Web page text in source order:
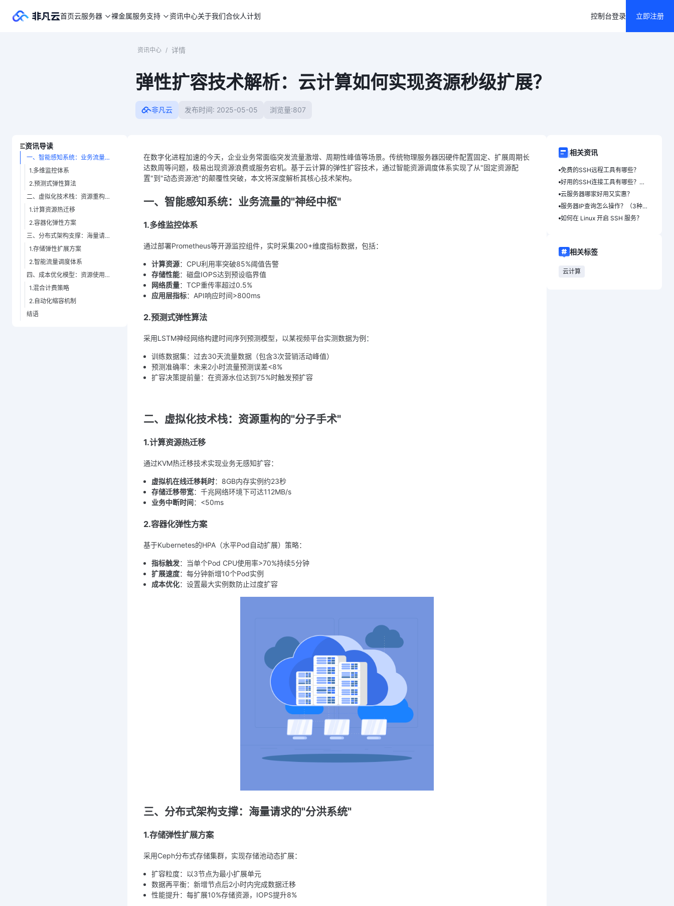
首页云服务器 裸金属服务支持 资讯中心关于我们合伙人计划 控制台登录 立即注册
资讯中心 / 详情
弹性扩容技术解析：云计算如何实现资源秒级扩展？
非凡云 发布时间: 2025-05-05 浏览量:807
资讯导读
一、智能感知系统：业务流量的"神经中枢"
1.多维监控体系
2.预测式弹性算法
二、虚拟化技术栈：资源重构的"分子手术"
1.计算资源热迁移
2.容器化弹性方案
三、分布式架构支撑：海量请求的"分洪系统"
1.存储弹性扩展方案
2.智能流量调度体系
四、成本优化模型：资源使用的"经济引擎"
1.混合计费策略
2.自动化缩容机制
结语
在数字化进程加速的今天，企业业务常面临突发流量激增、周期性峰值等场景。传统物理服务器因硬件配置固定、扩展周期长
达数周等问题，极易出现资源浪费或服务宕机。基于云计算的弹性扩容技术，通过智能资源调度体系实现了从"固定资源配
置"到"动态资源池"的颠覆性突破，本文将深度解析其核心技术架构。
一、智能感知系统：业务流量的"神经中枢"
1.多维监控体系
通过部署Prometheus等开源监控组件，实时采集200+维度指标数据，包括：
计算资源：CPU利用率突破85%阈值告警
存储性能：磁盘IOPS达到预设临界值
网络质量：TCP重传率超过0.5%
应用层指标：API响应时间>800ms
2.预测式弹性算法
采用LSTM神经网络构建时间序列预测模型，以某视频平台实测数据为例：
训练数据集：过去30天流量数据（包含3次营销活动峰值）
预测准确率：未来2小时流量预测误差<8%
扩容决策提前量：在资源水位达到75%时触发预扩容
二、虚拟化技术栈：资源重构的"分子手术"
1.计算资源热迁移
通过KVM热迁移技术实现业务无感知扩容：
虚拟机在线迁移耗时：8GB内存实例约23秒
存储迁移带宽：千兆网络环境下可达112MB/s
业务中断时间：<50ms
2.容器化弹性方案
基于Kubernetes的HPA（水平Pod自动扩展）策略：
指标触发：当单个Pod CPU使用率>70%持续5分钟
扩展速度：每分钟新增10个Pod实例
成本优化：设置最大实例数防止过度扩容
三、分布式架构支撑：海量请求的"分洪系统"
1.存储弹性扩展方案
采用Ceph分布式存储集群，实现存储池动态扩展：
扩容粒度：以3节点为最小扩展单元
数据再平衡：新增节点后2小时内完成数据迁移
性能提升：每扩展10%存储资源，IOPS提升8%
相关资讯
免费的SSH远程工具有哪些？
好用的SSH连接工具有哪些？（5款工具）
云服务器哪家好用又实惠？
服务器IP查询怎么操作？（3种方法）
如何在 Linux 开启 SSH 服务？
相关标签
云计算